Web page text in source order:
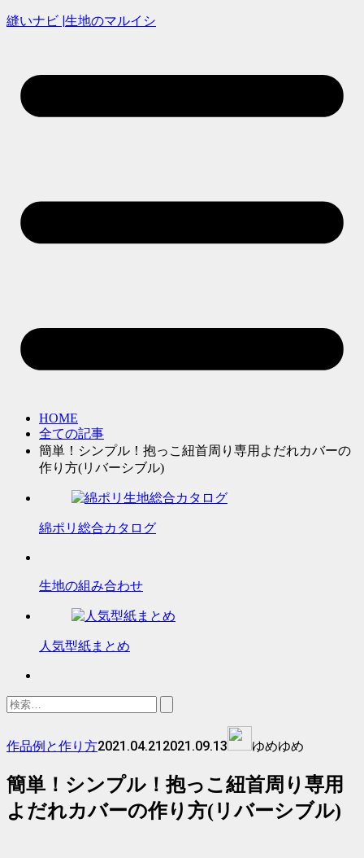
縫いナビ |生地のマルイシ
HOME
全ての記事
簡単！シンプル！抱っこ紐首周り専用よだれカバーの
作り方(リバーシブル)
綿ポリ総合カタログ
生地の組み合わせ
人気型紙まとめ
検
作品例と作り方2021.04.21 2021.09.13 ゆめゆめ
簡単！シンプル！抱っこ紐首周り専用
よだれカバーの作り方(リバーシブル)